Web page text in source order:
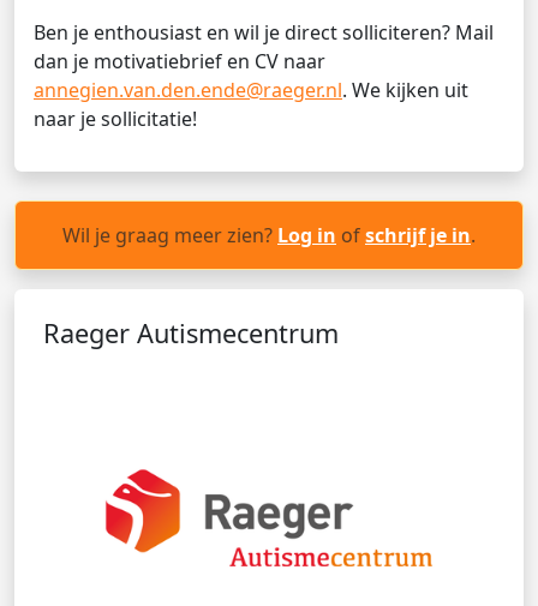
Ben je enthousiast en wil je direct solliciteren? Mail
dan je motivatiebrief en CV naar
annegien.van.den.ende@raeger.nl. We kijken uit
naar je sollicitatie!
Wil je graag meer zien? Log in ofschrijf je in.
Raeger Autismecentrum